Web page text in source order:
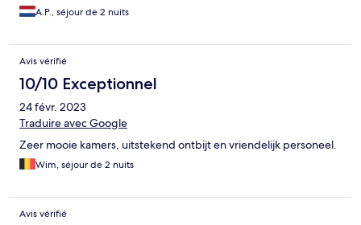
A.P., séjour de 2 nuits
Avis vérifié
10/10 Exceptionnel
24 févr. 2023
Traduire avec Google
Zeer mooie kamers, uitstekend ontbijt en vriendelijk personeel.
Wim, séjour de 2 nuits
Avis vérifié